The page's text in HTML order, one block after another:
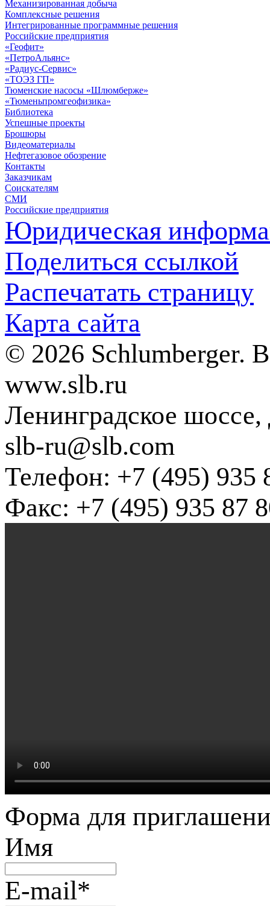
Механизированная добыча
Комплексные решения
Интегрированные программные решения
Российские предприятия
«Геофит»
«ПетроАльянс»
«Радиус-Сервис»
«ТОЭЗ ГП»
Тюменские насосы «Шлюмберже»
«Тюменьпромгеофизика»
Библиотека
Успешные проекты
Брошюры
Видеоматериалы
Нефтегазовое обозрение
Контакты
Заказчикам
Соискателям
СМИ
Российские предприятия
Юридическая
Поделиться ссылкой
Распечатать страницу
Карта сайта
© 2026 Schlumberger.
www.slb.ru
Ленинградское
slb-ru@slb.com
Телефон: +7 (495) 935
Факс: +7 (495) 935 87
Форма для
Имя
E-mail*